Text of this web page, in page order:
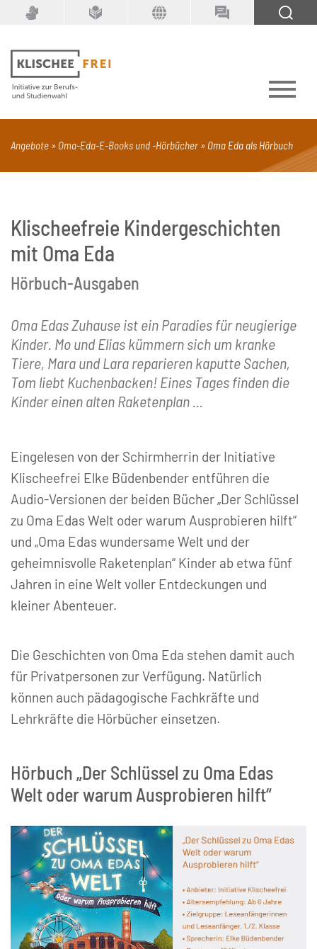
Suchbegriff
SUCHEN
PDF Seite mit Video Alle Dokumenttypen
Angebote Oma-Eda-E-Books und -Hörbücher Oma Eda als Hörbuch
Klischeefreie Kindergeschichten
mit Oma Eda
Hörbuch-Ausgaben
Oma Edas Zuhause ist ein Paradies für neugierige
Kinder. Mo und Elias kümmern sich um kranke
Tiere, Mara und Lara reparieren kaputte Sachen,
Tom liebt Kuchenbacken! Eines Tages finden die
Kinder einen alten Raketenplan ...
Eingelesen von der Schirmherrin der Initiative
Klischeefrei Elke Büdenbender entführen die
Audio-Versionen der beiden Bücher „Der Schlüssel
zu Oma Edas Welt oder warum Ausprobieren hilft“
und „Oma Edas wundersame Welt und der
geheimnisvolle Raketenplan“ Kinder ab etwa fünf
Jahren in eine Welt voller Entdeckungen und
kleiner Abenteuer.
Die Geschichten von Oma Eda stehen damit auch
für Privatpersonen zur Verfügung. Natürlich
können auch pädagogische Fachkräfte und
Lehrkräfte die Hörbücher einsetzen.
Hörbuch „Der Schlüssel zu Oma Edas
Welt oder warum Ausprobieren hilft“